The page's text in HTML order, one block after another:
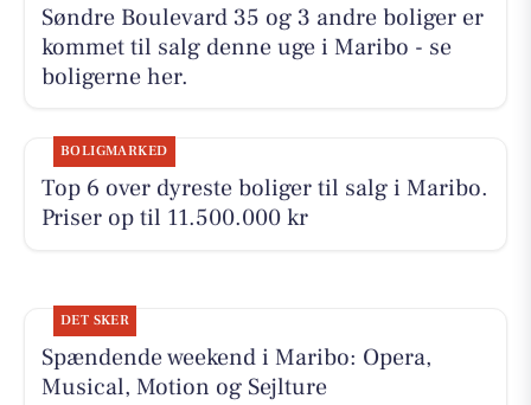
Søndre Boulevard 35 og 3 andre boliger er
kommet til salg denne uge i Maribo - se
boligerne her.
BOLIGMARKED
Top 6 over dyreste boliger til salg i Maribo.
Priser op til 11.500.000 kr
DET SKER
Spændende weekend i Maribo: Opera,
Musical, Motion og Sejlture